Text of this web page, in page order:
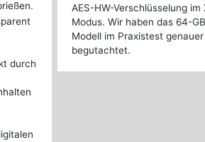
durch
AES-HW-Verschlüsselung im
Modus. Wir haben das 64-
Modell im Praxistest genauer
begutachtet.